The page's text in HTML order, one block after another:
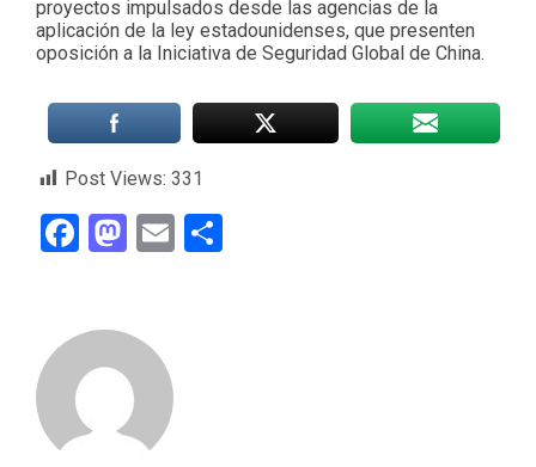
proyectos impulsados desde las agencias de la
aplicación de la ley estadounidenses, que presenten
oposición a la Iniciativa de Seguridad Global de China.
Post Views: 331
Facebook
Mastodon
Email